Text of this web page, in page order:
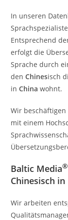
In unseren
Entsprechend
erfolgt die
Sprache durch
denChinesisch
inChina wohnt.
Wir
mit einem
Baltic Media®
Chinesisch
Wir arbeiten